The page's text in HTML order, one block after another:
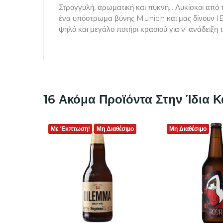
Στρογγυλή, αρωματική και πυκνή... Λυκίσκοι
ένα υπόστρωμα βύνης Munich και μας δίνουν
ψηλό και μεγάλο ποτήρι κρασιού για ν’
16 Ακόμα Προϊόντα Στην Ίδια
Με Έκπτωση! Μη Διαθέσιμο Μη Διαθέσιμο